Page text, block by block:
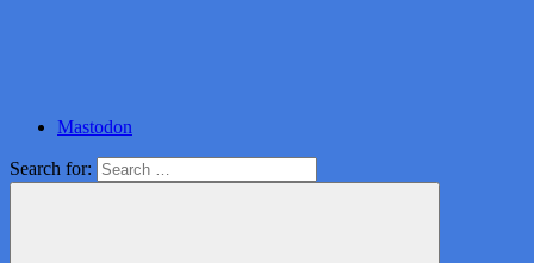
Mastodon
Search for: